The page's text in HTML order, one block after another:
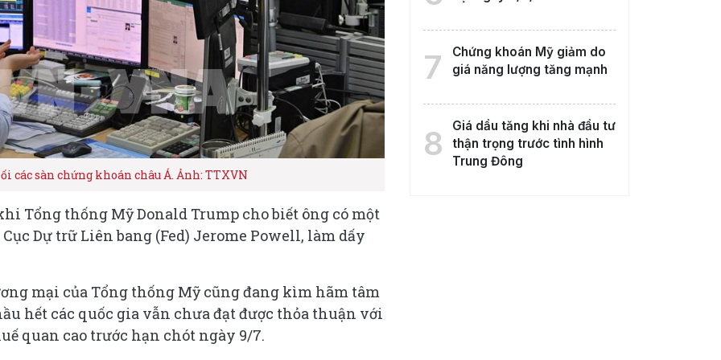
các sàn chứng khoán châu Á. Ảnh: TTXVN
Tổng thống Mỹ Donald Trump cho biết ông có một
Dự trữ Liên bang (Fed) Jerome Powell, làm dấy
mại của Tổng thống Mỹ cũng đang kìm hãm tâm
hết các quốc gia vẫn chưa đạt được thỏa thuận với
quan cao trước hạn chót ngày 9/7.
7
Chứng khoán Mỹ giảm do
giá năng lượng tăng mạnh
8
Giá dầu tăng khi nhà đầu tư
thận trọng trước tình hình
Trung Đông